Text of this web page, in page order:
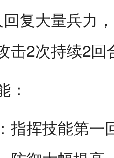
复大量兵力
击2次持续2回
：
指挥技能第一